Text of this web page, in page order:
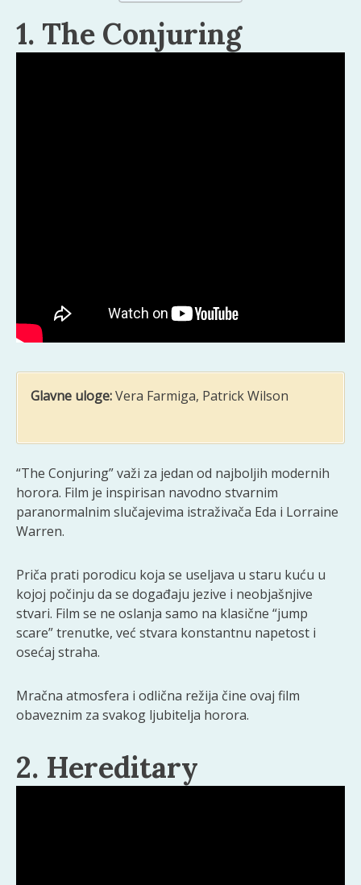
1. The Conjuring
Glavne uloge:Vera Farmiga, Patrick Wilson
“The Conjuring” važi za jedan od najboljih modernih
horora. Film je inspirisan navodno stvarnim
paranormalnim slučajevima istraživača Eda i Lorraine
Warren.
Priča prati porodicu koja se useljava u staru kuću u
kojoj počinju da se događaju jezive i neobjašnjive
stvari. Film se ne oslanja samo na klasične “jump
scare” trenutke, već stvara konstantnu napetost i
osećaj straha.
Mračna atmosfera i odlična režija čine ovaj film
obaveznim za svakog ljubitelja horora.
2. Hereditary